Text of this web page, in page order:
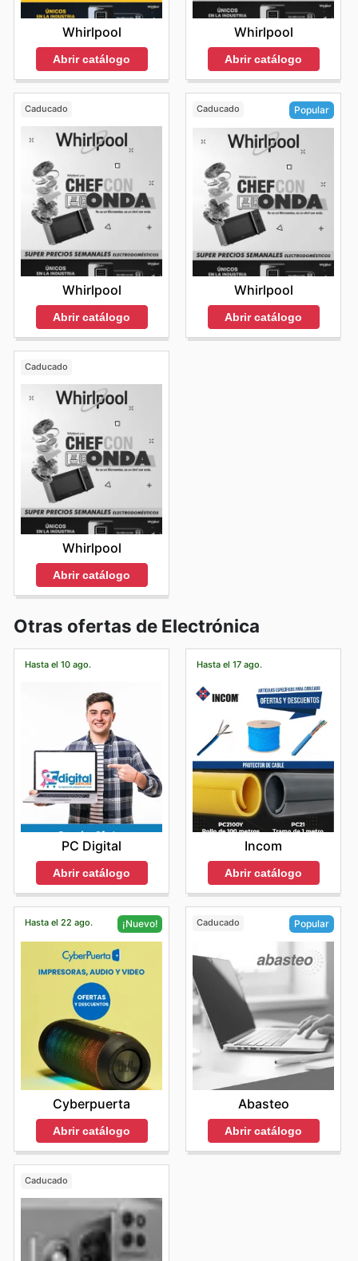
Whirlpool
Abrir catálogo
Whirlpool
Abrir catálogo
Caducado
Whirlpool
Abrir catálogo
Caducado Popular
Whirlpool
Abrir catálogo
Caducado
Whirlpool
Abrir catálogo
Otras ofertas de Electrónica
Hasta el 10 ago.
PC Digital
Abrir catálogo
Hasta el 17 ago.
Incom
Abrir catálogo
Hasta el 22 ago. ¡Nuevo!
Cyberpuerta
Abrir catálogo
Caducado Popular
Abasteo
Abrir catálogo
Caducado